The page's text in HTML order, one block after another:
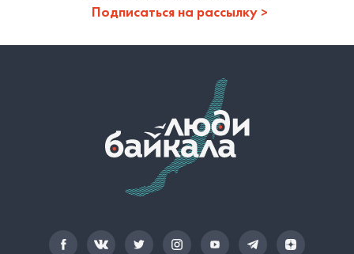
Подписаться на рассылку